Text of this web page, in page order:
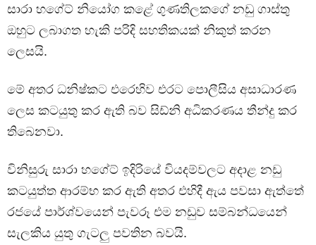
සාරා හගේට් නියෝග කළේ ගුණතිලකගේ නඩු ගාස්තු
ඔහුට ලබාගත හැකි පරිදි සහතිකයක් නිකුත් කරන
ලෙසයි.
මේ අතර ධනිෂ්කට එරෙහිව එරට පොලීසිය අසාධාරණ
ලෙස කටයුතු කර ඇති බව සිඩ්නි අධිකරණය තීන්දු කර
තිබෙනවා.
විනිසුරු සාරා හගේට් ඉදිරියේ වියදම්වලට අදාළ නඩු
කටයුත්ත ආරම්භ කර ඇති අතර එහිදී ඇය පවසා ඇත්තේ
රජයේ පාර්ශ්වයෙන් පැවරූ එම නඩුව සම්බන්ධයෙන්
සැලකිය යුතු ගැටලු පවතින බවයි.